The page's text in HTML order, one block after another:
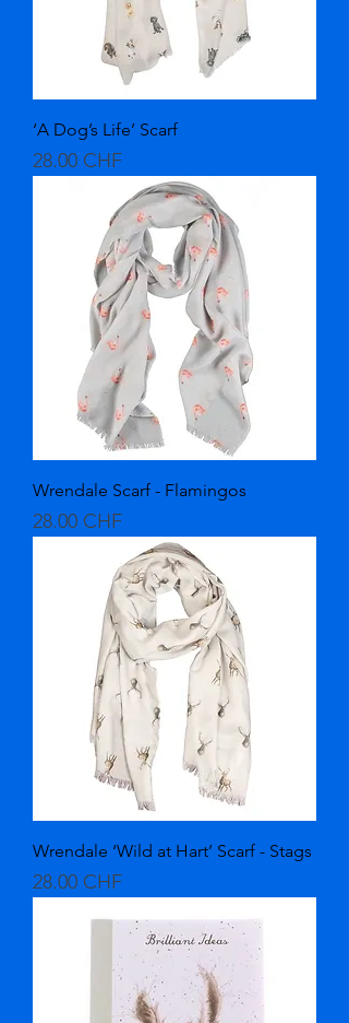
‘A Dog’s Life’ Scarf
Prix
28.00 CHF
Wrendale Scarf - Flamingos
Prix
28.00 CHF
Wrendale ‘Wild at Hart’ Scarf - Stags
Prix
28.00 CHF